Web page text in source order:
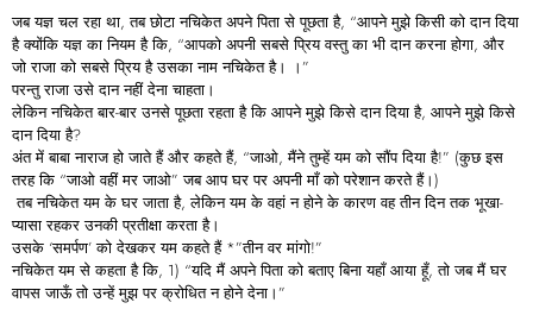
जब यज्ञ चल रहा था, तब छोटा नचिकेत अपने पिता से पूछता है, “आपने मुझे किसी को दान दिया
है क्योंकि यज्ञ का नियम है कि, “आपको अपनी सबसे प्रिय वस्तु का भी दान करना होगा, और
जो राजा को सबसे प्रिय है उसका नाम नचिकेत है। ।”
परन्तु राजा उसे दान नहीं देना चाहता।
लेकिन नचिकेत बार-बार उनसे पूछता रहता है कि आपने मुझे किसे दान दिया है, आपने मुझे किसे
दान दिया है?
अंत में बाबा नाराज हो जाते हैं और कहते हैं, “जाओ, मैंने तुम्हें यम को सौंप दिया है!” (कुछ इस
तरह कि “जाओ वहीं मर जाओ” जब आप घर पर अपनी माँ को परेशान करते हैं।)
तब नचिकेत यम के घर जाता है, लेकिन यम के वहां न होने के कारण वह तीन दिन तक भूखा-
प्यासा रहकर उनकी प्रतीक्षा करता है।
उसके ‘समर्पण’ को देखकर यम कहते हैं *”तीन वर मांगो!”
नचिकेत यम से कहता है कि, 1) “यदि मैं अपने पिता को बताए बिना यहाँ आया हूँ, तो जब मैं घर
वापस जाऊँ तो उन्हें मुझ पर क्रोधित न होने देना।”